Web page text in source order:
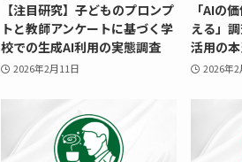
【注目研究】子どものプロンプ
トと教師アンケートに基づく学
校での生成AI利用の実態調査
2026年2月11日
「AIの
える」
活用の
2026年2